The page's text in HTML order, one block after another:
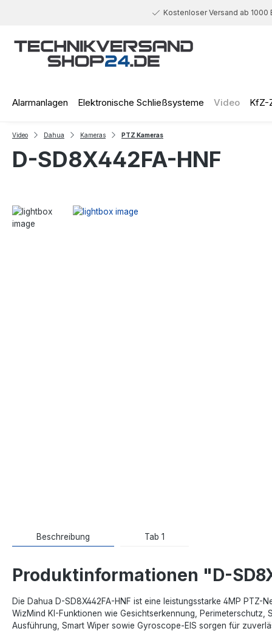
Kostenloser Versand ab 1000
Alarmanlagen Elektronische Schließsysteme Video KfZ-
Video Dahua Kameras PTZ Kameras
D-SD8X442FA-HNF
Beschreibung Tab 1
Produktinformationen "D-
Die Dahua D-SD8X442FA-HNF ist eine leistungsstarke 4MP
WizMind KI-Funktionen wie Gesichtserkennung,
Ausführung, Smart Wiper sowie Gyroscope-EIS sorgen für